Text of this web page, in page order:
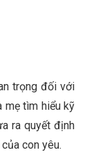
trọng đối với
mẹ tìm hiểu kỹ
ra quyết định
con yêu.